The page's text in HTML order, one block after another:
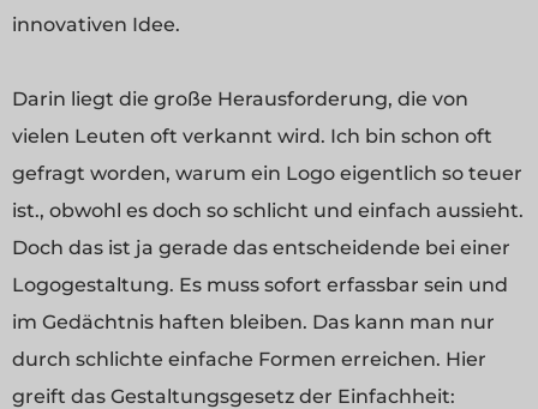
innovativen Idee.
Darin liegt die große Herausforderung, die von
vielen Leuten oft verkannt wird. Ich bin schon oft
gefragt worden, warum ein Logo eigentlich so teuer
ist., obwohl es doch so schlicht und einfach aussieht.
Doch das ist ja gerade das entscheidende bei einer
Logogestaltung. Es muss sofort erfassbar sein und
im Gedächtnis haften bleiben. Das kann man nur
durch schlichte einfache Formen erreichen. Hier
greift das Gestaltungsgesetz der Einfachheit: